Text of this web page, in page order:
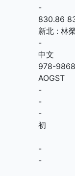
-
830.86
新北: 林
-
中文
978-
AOGST
-
-
-
初
-
-